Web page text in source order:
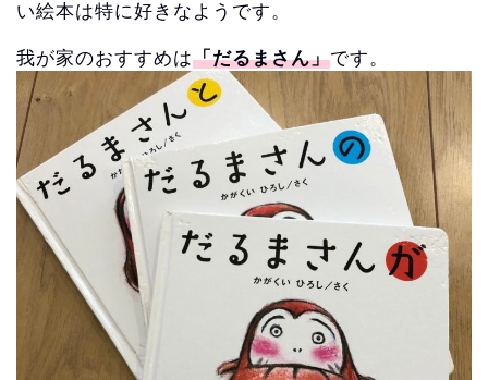
い絵本は特に好きなようです。
我が家のおすすめは「だるまさん」です。